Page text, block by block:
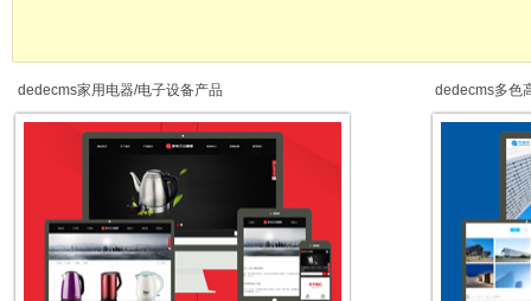
dedecms家用电器/电子设备产品 dedecms多色